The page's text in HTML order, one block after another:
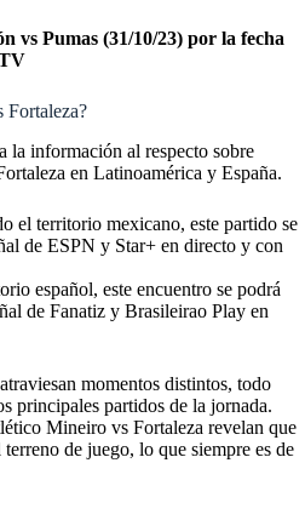
vs Pumas (31/10/23) por la fecha
la información al respecto sobre
en Latinoamérica y España.
el territorio mexicano, este partido se
de ESPN y Star+ en directo y con
español, este encuentro se podrá
de Fanatiz y Brasileirao Play en
momentos distintos, todo
principales partidos de la jornada.
Mineiro vs Fortaleza revelan que
de juego, lo que siempre es de